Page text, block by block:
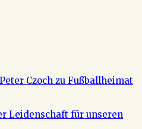
Czoch zu Fußballheimat
Leidenschaft für unseren